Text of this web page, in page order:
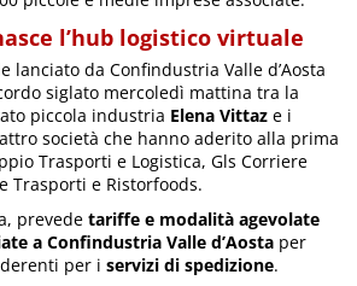
l’hub logistico virtuale
lanciato da Confindustria Valle d’Aosta
siglato mercoledì mattina tra la
piccola industria Elena Vittaz e i
società che hanno aderito alla prima
Trasporti e Logistica, Gls Corriere
Trasporti e Ristorfoods.
prevedetariffe e modalità agevolate
a Confindustria Valle d’Aosta per
per iservizi di spedizione.